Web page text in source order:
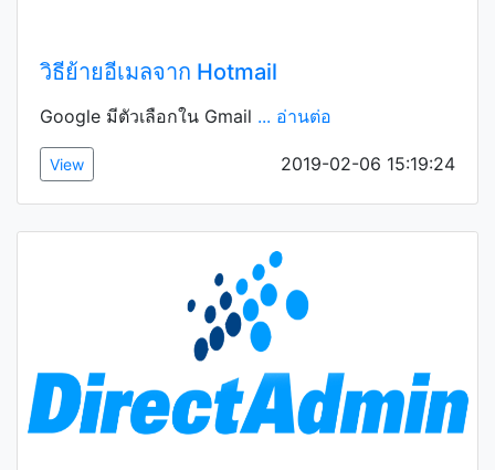
วิธีย้ายอีเมลจาก Hotmail
Google มีตัวเลือกใน Gmail ... อ่านต่อ
View 2019-02-06 15:19:24